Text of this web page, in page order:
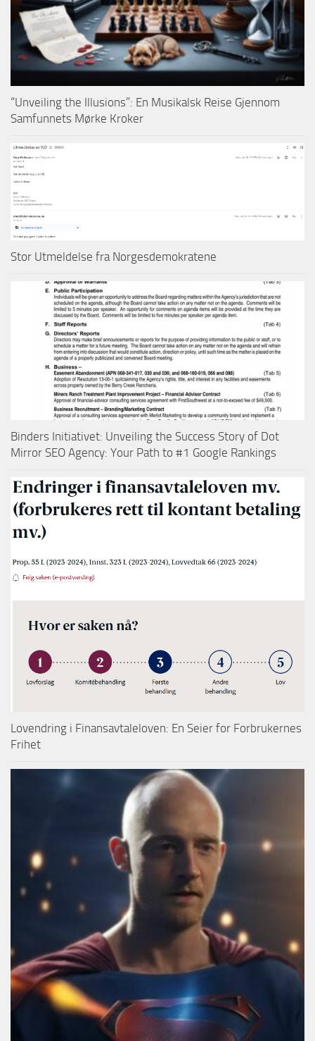
“Unveiling the Illusions”: En Musikalsk Reise Gjennom
Samfunnets Mørke Kroker
Stor Utmeldelse fra Norgesdemokratene
Binders Initiativet: Unveiling the Success Story of Dot
Mirror SEO Agency: Your Path to #1 Google Rankings
Lovendring i Finansavtaleloven: En Seier for Forbrukernes
Frihet